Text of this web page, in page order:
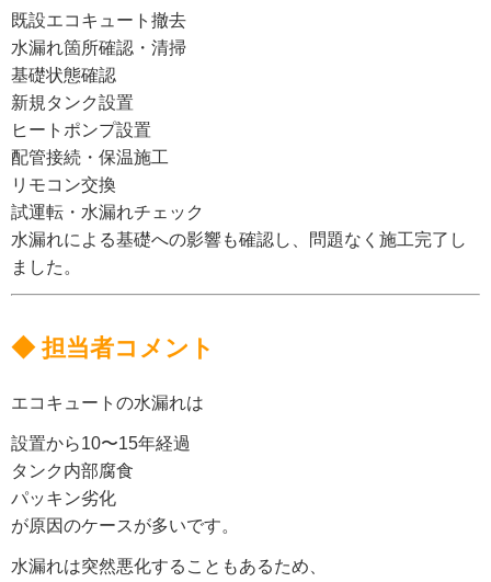
既設エコキュート撤去
水漏れ箇所確認・清掃
基礎状態確認
新規タンク設置
ヒートポンプ設置
配管接続・保温施工
リモコン交換
試運転・水漏れチェック
水漏れによる基礎への影響も確認し、問題なく施工完了し
ました。
◆ 担当者コメント
エコキュートの水漏れは
設置から10〜15年経過
タンク内部腐食
パッキン劣化
が原因のケースが多いです。
水漏れは突然悪化することもあるため、